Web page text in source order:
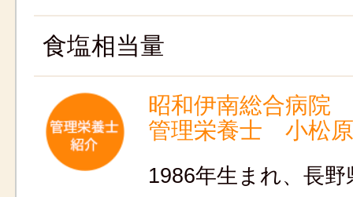
食塩相当量
昭和伊南総合病院
管理栄養士 小松
1986年生まれ、長野